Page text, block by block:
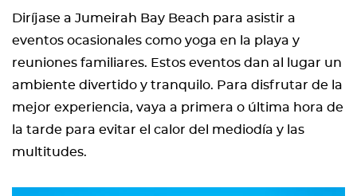
Diríjase a Jumeirah Bay Beach para asistir a
eventos ocasionales como yoga en la playa y
reuniones familiares. Estos eventos dan al lugar un
ambiente divertido y tranquilo. Para disfrutar de la
mejor experiencia, vaya a primera o última hora de
la tarde para evitar el calor del mediodía y las
multitudes.